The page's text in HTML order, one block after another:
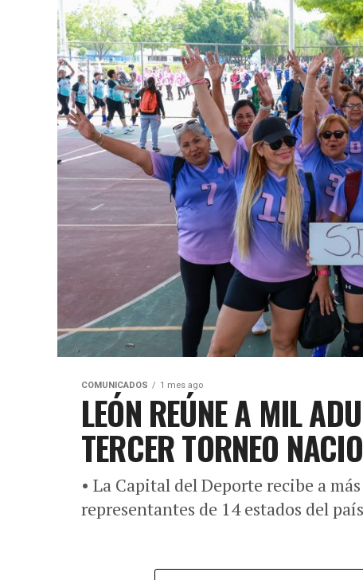
COMUNICADOS 1 mes ago
LEÓN REÚNE A MIL
TERCER TORNEO
• La Capital del Deporte recibe a
representantes de 14 estados del